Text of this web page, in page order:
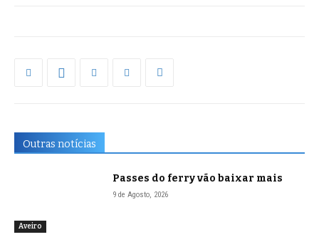
Outras notícias
Aveiro
Passes do ferry vão baixar mais
9 de Agosto, 2026